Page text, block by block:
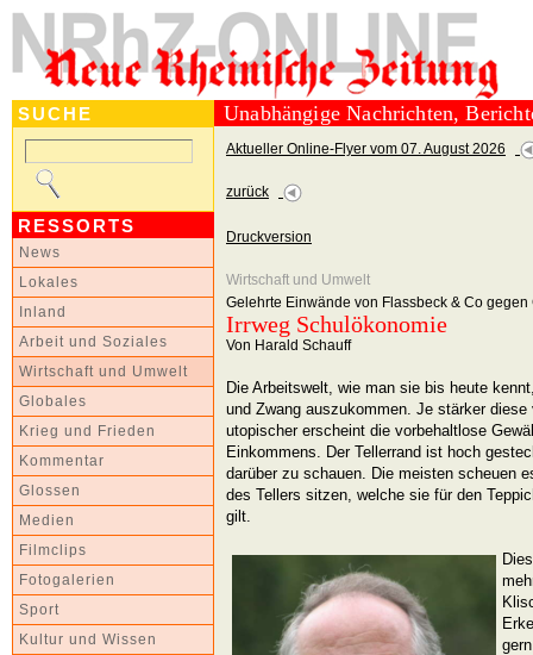
SUCHE
RESSORTS
News
Lokales
Inland
Arbeit und Soziales
Wirtschaft und Umwelt
Globales
Krieg und Frieden
Kommentar
Glossen
Medien
Filmclips
Fotogalerien
Sport
Kultur und Wissen
Unabhängige Nachrichten,
Aktueller Online-Flyer vom 07. August 2026
zurück
Druckversion
Wirtschaft und Umwelt
Gelehrte Einwände von Flassbeck & Co
Irrweg Schulökonomie
Von Harald Schauff
Die Arbeitswelt, wie man sie bis heute
und Zwang auszukommen. Je stärker
utopischer erscheint die vorbehaltlose
Einkommens. Der Tellerrand ist hoch
darüber zu schauen. Die meisten scheuen
des Tellers sitzen, welche sie für den
gilt.